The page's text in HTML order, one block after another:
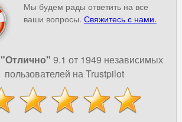
Мы будем рады ответить на все
ваши вопросы. Свяжитесь с нами.
"Отлично" 9.1 от 1949 независимых
пользователей на Trustpilot